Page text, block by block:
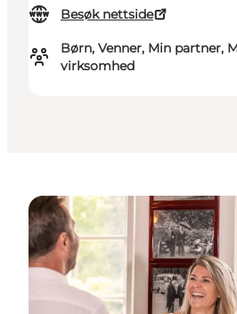
Besøk nettside
Børn, Venner, Min partner,
virksomhed